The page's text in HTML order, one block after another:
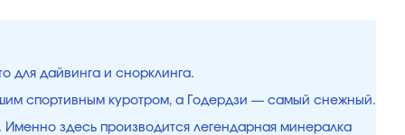
для дайвинга и снорклинга.
спортивным куротром, а Годердзи — самый снежный.
здесь производится легендарная минералка